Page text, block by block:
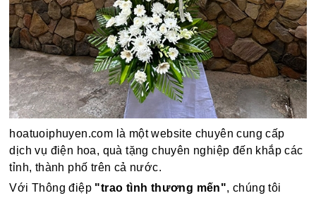
hoatuoiphuyen.com là một website chuyên cung cấp
dịch vụ điện hoa, quà tặng chuyên nghiệp đến khắp các
tỉnh, thành phố trên cả nước.
Với Thông điệp "trao tình thương mến", chúng tôi